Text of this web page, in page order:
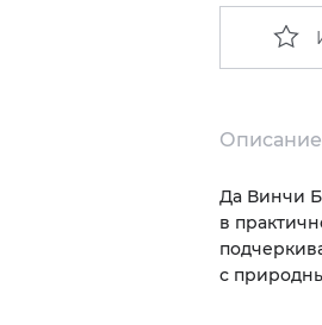
Описание
Да Винчи
в
с